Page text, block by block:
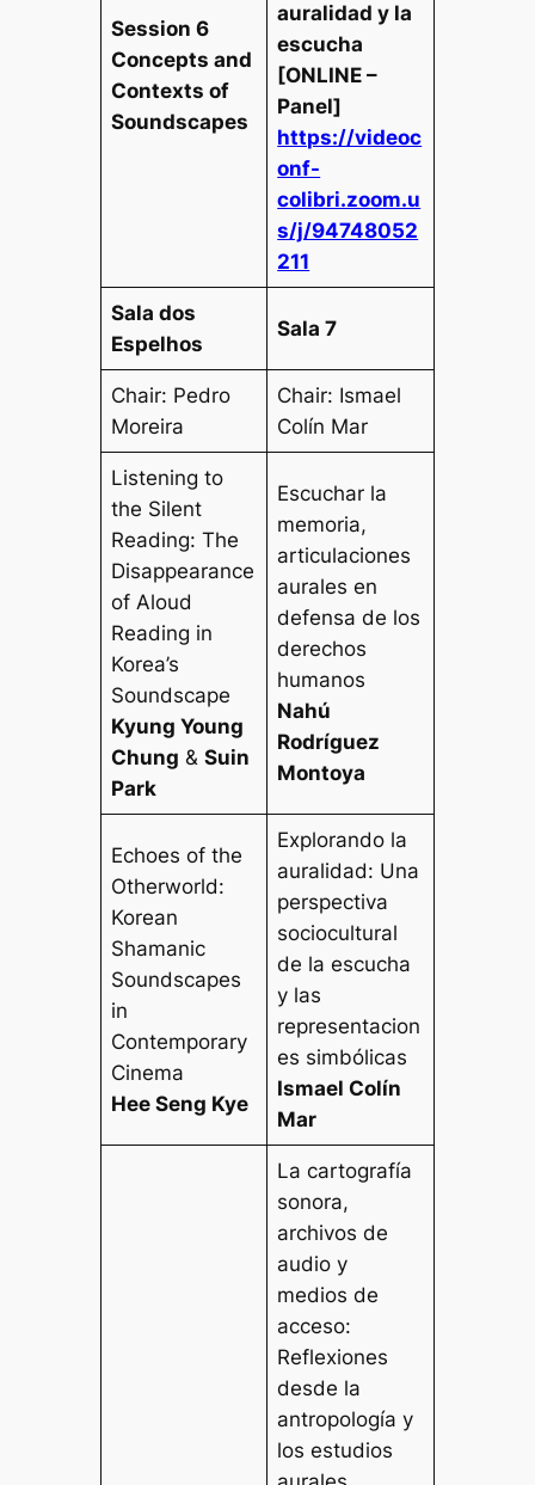
Session 6
Concepts and
Contexts of
Soundscapes
auralidad y la
escucha
[ONLINE –
Panel]
https://videoc
onf-
colibri.zoom.u
s/j/94748052
211
Sala dos
Espelhos
Sala 7
Chair: Pedro
Moreira
Chair: Ismael
Colín Mar
Listening to
the Silent
Reading: The
Disappearance
of Aloud
Reading in
Korea’s
Soundscape
Kyung Young
Chung &Suin
Park
Escuchar la
memoria,
articulaciones
aurales en
defensa de los
derechos
humanos
Nahú
Rodríguez
Montoya
Echoes of the
Otherworld:
Korean
Shamanic
Soundscapes
in
Contemporary
Cinema
Hee Seng Kye
Explorando la
auralidad: Una
perspectiva
sociocultural
de la escucha
y las
representacion
es simbólicas
Ismael Colín
Mar
La cartografía
sonora,
archivos de
audio y
medios de
acceso:
Reflexiones
desde la
antropología y
los estudios